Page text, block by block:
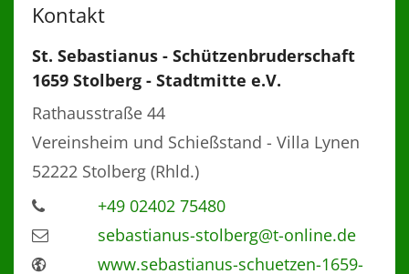
Kontakt
St. Sebastianus - Schützenbruderschaft
1659 Stolberg - Stadtmitte e.V.
Rathausstraße 44
Vereinsheim und Schießstand - Villa Lynen
52222 Stolberg (Rhld.)
+49 02402 75480
sebastianus-stolberg@t-online.de
www.sebastianus-schuetzen-1659-